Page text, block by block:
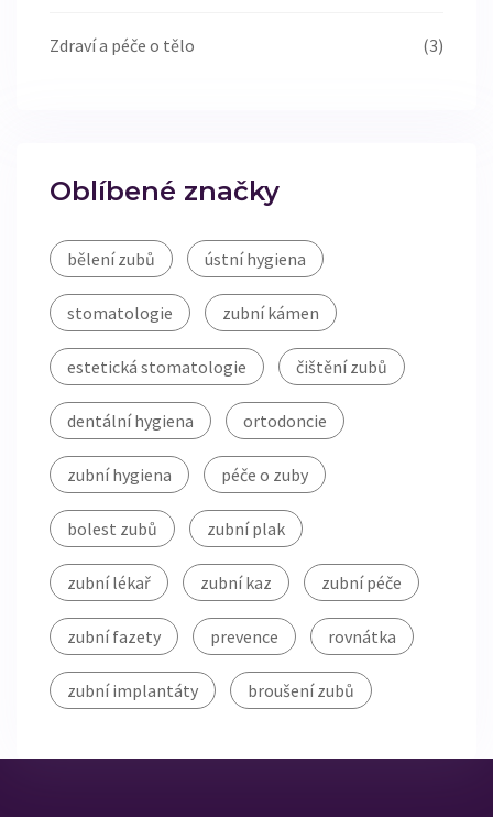
Zdraví a péče o tělo (3)
Oblíbené značky
bělení zubů ústní hygiena
stomatologie zubní kámen
estetická stomatologie čištění zubů
dentální hygiena ortodoncie
zubní hygiena péče o zuby
bolest zubů zubní plak
zubní lékař zubní kaz zubní péče
zubní fazety prevence rovnátka
zubní implantáty broušení zubů